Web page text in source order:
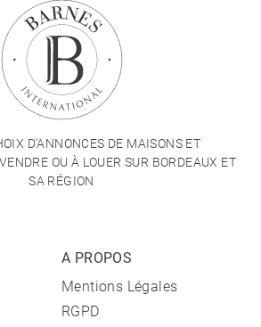
D'ANNONCES DE MAISONS ET
OU À LOUER SUR BORDEAUX ET
SA RÉGION
A PROPOS
Mentions Légales
RGPD